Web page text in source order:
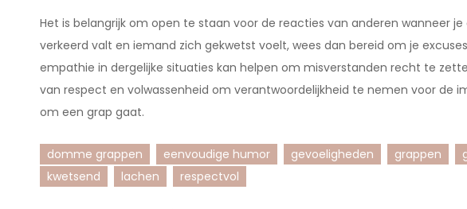
Het is belangrijk om open te staan voor de reacties van anderen wanneer
verkeerd valt en iemand zich gekwetst voelt, wees dan bereid om je
empathie in dergelijke situaties kan helpen om misverstanden recht te
van respect en volwassenheid om verantwoordelijkheid te nemen voor de
om een grap gaat.
domme grappen eenvoudige humor gevoeligheden grappen
kwetsend
lachen respectvol